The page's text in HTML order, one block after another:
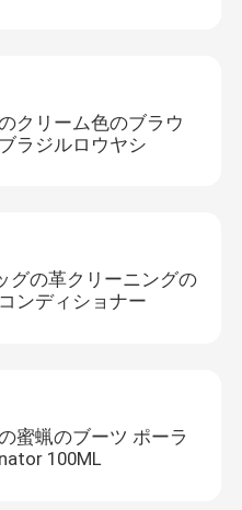
クリーム色のブラウ
ラジルロウヤシ
グの革クリーニングの
ンディショナー
蜜蝋のブーツ ポーラ
100ML